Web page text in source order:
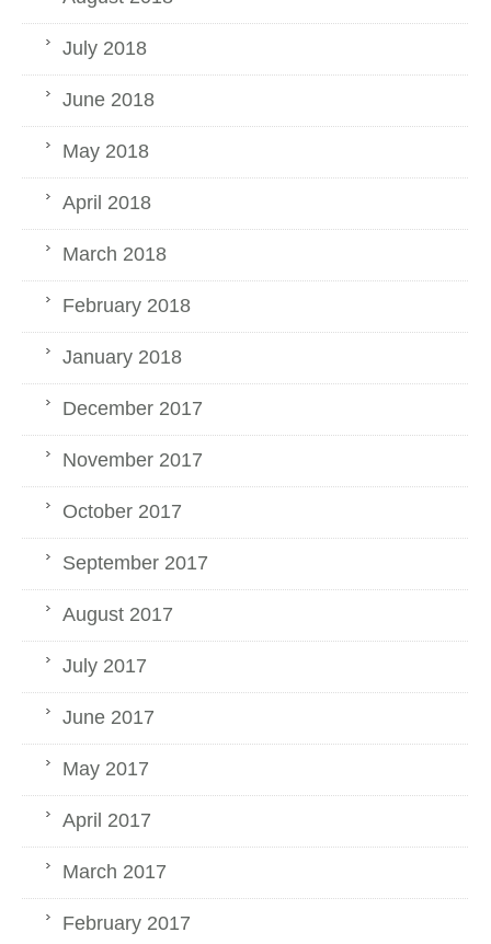
July 2018
June 2018
May 2018
April 2018
March 2018
February 2018
January 2018
December 2017
November 2017
October 2017
September 2017
August 2017
July 2017
June 2017
May 2017
April 2017
March 2017
February 2017